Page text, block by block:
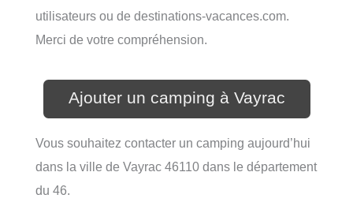
utilisateurs ou de destinations-vacances.com.
Merci de votre compréhension.
Ajouter un camping à Vayrac
Vous souhaitez contacter un camping aujourd’hui
dans la ville de Vayrac 46110 dans le département
du 46.